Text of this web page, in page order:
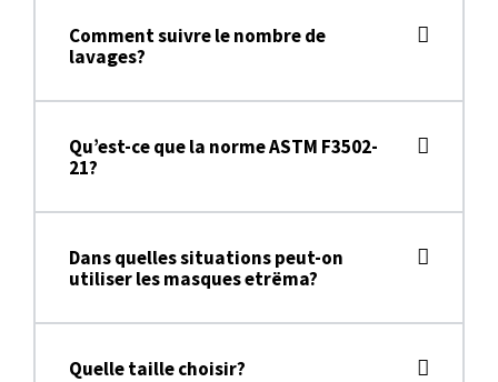
Comment suivre le nombre de
lavages?
Qu’est-ce que la norme ASTM F3502-
21?
Dans quelles situations peut-on
utiliser les masques etrëma?
Quelle taille choisir?